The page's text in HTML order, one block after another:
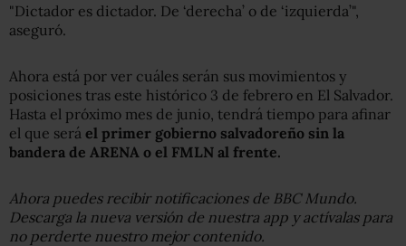
"Dictador es dictador. De ‘derecha’ o de ‘izquierda’",
aseguró.
Ahora está por ver cuáles serán sus movimientos y
posiciones tras este histórico 3 de febrero en El Salvador.
Hasta el próximo mes de junio, tendrá tiempo para afinar
el que será el primer gobierno salvadoreño sin la
bandera de ARENA o el FMLN al frente.
Ahora puedes recibir notificaciones de BBC Mundo.
Descarga la nueva versión de nuestra app y actívalas para
no perderte nuestro mejor contenido.